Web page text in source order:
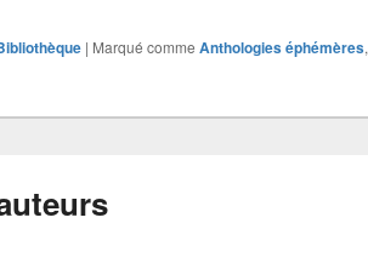
| Marqué comme Anthologies éphémères,